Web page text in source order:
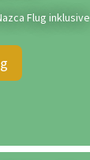
Flug inklusive